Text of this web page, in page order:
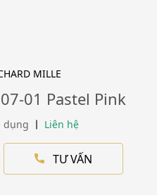
MILLE
01 Pastel Pink
dụng Liên hệ
TƯ VẤN